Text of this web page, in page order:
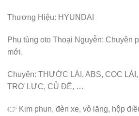
Thương Hiệu: HYUNDAI
Phụ tùng oto Thoại Nguyễn: Chuyên
mới.
Chuyên: THƯỚC LÁI, ABS, CỌC
TRỢ LỰC, CỦ ĐỀ, …
👉 Kim phun, đèn xe, vô lăng, hộp